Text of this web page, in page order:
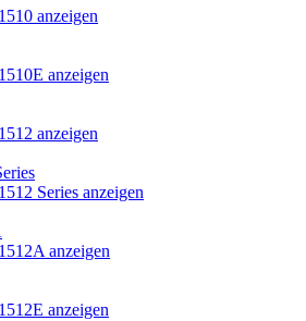
anzeigen
anzeigen
anzeigen
Series anzeigen
anzeigen
anzeigen